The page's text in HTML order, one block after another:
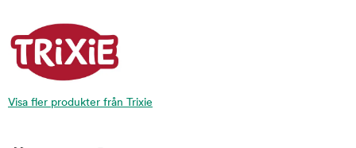
Visa fler produkter från Trixie